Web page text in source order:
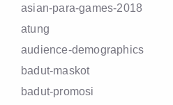
asian-para-games-2018
atung
audience-demographics
badut-maskot
badut-promosi